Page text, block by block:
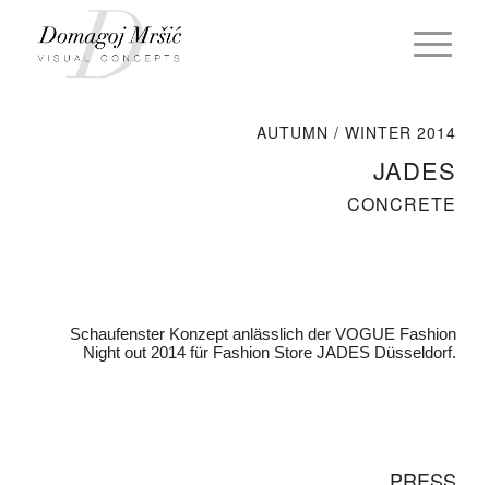
AUTUMN / WINTER 2014
JADES
CONCRETE
Schaufenster Konzept anlässlich der VOGUE Fashion
Night out 2014 für Fashion Store JADES Düsseldorf.
PRESS